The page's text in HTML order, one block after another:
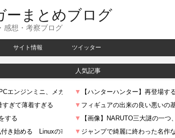
ーまとめブログ
感想・考察ブログ
サイト情報 ツイッター
人気記事